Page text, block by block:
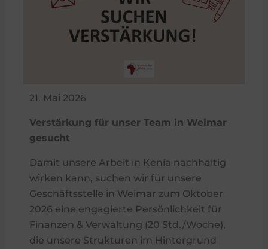
21. Mai 2026
Verstärkung für unser Team in Weimar
gesucht
Damit unsere Arbeit in Kenia nachhaltig
wirken kann, suchen wir für unsere
Geschäftsstelle in Weimar zum Oktober
2026 eine engagierte Persönlichkeit für
Finanzen & Verwaltung (20 Std./Woche),
die unsere Strukturen im Hintergrund